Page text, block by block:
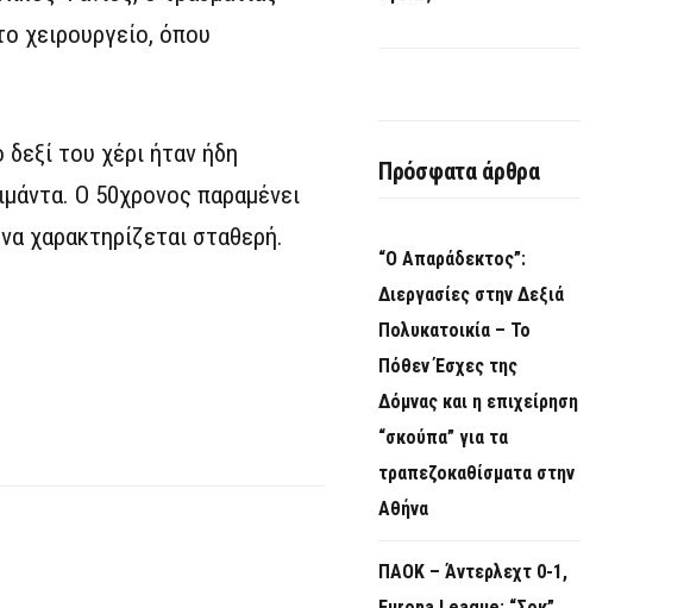
χειρουργείο, όπου
του χέρι ήταν ήδη
Ο 50χρονος παραμένει
χαρακτηρίζεται σταθερή.
Πρόσφατα άρθρα
“Ο Απαράδεκτος”:
Διεργασίες στην Δεξιά
Πολυκατοικία – Το
Πόθεν Έσχες της
Δόμνας και η επιχείρηση
“σκούπα” για τα
τραπεζοκαθίσματα στην
Αθήνα
ΠΑΟΚ – Άντερλεχτ 0-1,